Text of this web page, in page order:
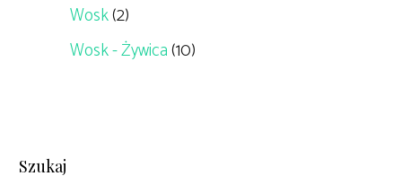
Wosk(2)
Wosk - Żywica(10)
Szukaj